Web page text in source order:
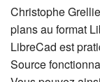
Christophe
plans au format
LibreCad est
Source